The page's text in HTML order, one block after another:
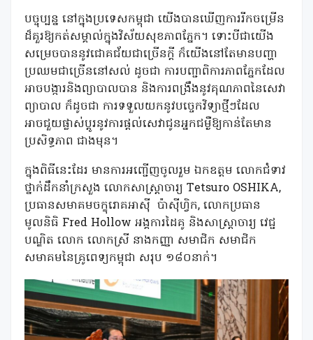
បច្ចុប្បន្ន នៅក្នុងប្រទេសកម្ពុជា យើងបានឃើញការរីកចម្រើន
ដ៏គួរឱ្យកត់សម្គាល់ក្នុងវិស័យសុខភាពភ្នែក។ ទោះបីជាយើង
សម្រេចបាននូវជោគជ័យជាច្រើនក្តី ក៏យើងនៅតែមានបញ្ហា
ប្រឈមជាច្រើននៅសល់ ដូចជា ការបញ្ជាពិការភាពភ្នែកដែល
អាចបង្ការនិងព្យាបាលបាន និងការពង្រឹងនូវគុណភាពនៃសេវា
ព្យាបាល ក៏ដូចជា ការទទួលយកនូវបច្ចេកវិទ្យាថ្មីៗដែល
អាចជួយផ្លាស់ប្តូរនូវការផ្តល់សេវាជូនអ្នកជម្ងឺឱ្យកាន់តែមាន
ប្រសិទ្ធភាព ជាងមុន។
ក្នុងពិធីនេះដែរ មានការអញ្ជើញចូលរួម ឯកឧត្តម លោកជំទាវ
ថ្នាក់ដឹកនាំក្រសួង លោកសាស្ត្រាចារ្យ Tetsuro OSHIKA,
ប្រធានសមាគមចក្ខុរោគអាស៊ី ប៉ាស៊ីហ្វិក, លោកប្រធាន
មូលនិធិ Fred Hollow អង្គការដៃគូ និងសាស្រ្តាចារ្យ វេជ្ជ
បណ្ឌិត លោក លោកស្រី នាងកញ្ញា សមាជិក សមាជិក
សមាគមនៃគ្រូពេទ្យកម្ពុជា សរុប ១៨០នាក់។